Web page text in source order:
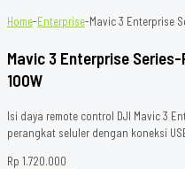
Home-Enterprise-Mavic 3 Enterprise
Mavic 3 Enterprise
100W
Isi daya remote control DJI Mavic 3
perangkat seluler dengan koneksi
Rp 1.720.000